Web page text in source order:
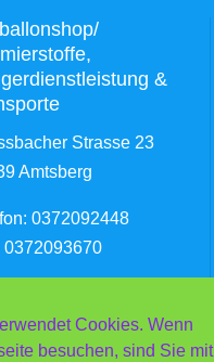
Cookies. Wenn
besuchen, sind Sie mit
&
Strasse 23
Amtsberg
0372092448
0372093670